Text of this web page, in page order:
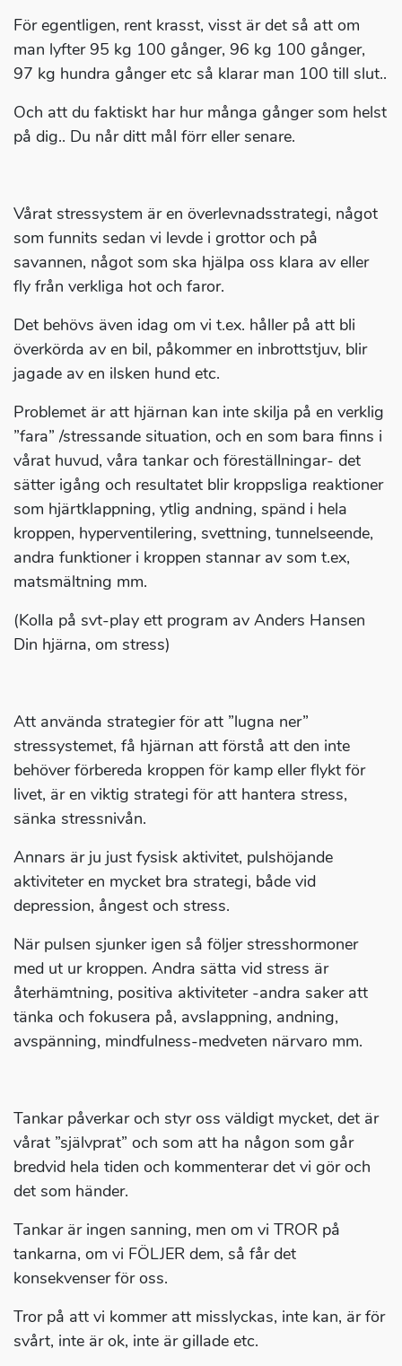
För egentligen, rent krasst, visst är det så att om
man lyfter 95 kg 100 gånger, 96 kg 100 gånger,
97 kg hundra gånger etc så klarar man 100 till slut..
Och att du faktiskt har hur många gånger som helst
på dig.. Du når ditt mål förr eller senare.
Vårat stressystem är en överlevnadsstrategi, något
som funnits sedan vi levde i grottor och på
savannen, något som ska hjälpa oss klara av eller
fly från verkliga hot och faror.
Det behövs även idag om vi t.ex. håller på att bli
överkörda av en bil, påkommer en inbrottstjuv, blir
jagade av en ilsken hund etc.
Problemet är att hjärnan kan inte skilja på en verklig
”fara” /stressande situation, och en som bara finns i
vårat huvud, våra tankar och föreställningar- det
sätter igång och resultatet blir kroppsliga reaktioner
som hjärtklappning, ytlig andning, spänd i hela
kroppen, hyperventilering, svettning, tunnelseende,
andra funktioner i kroppen stannar av som t.ex,
matsmältning mm.
(Kolla på svt-play ett program av Anders Hansen
Din hjärna, om stress)
Att använda strategier för att ”lugna ner”
stressystemet, få hjärnan att förstå att den inte
behöver förbereda kroppen för kamp eller flykt för
livet, är en viktig strategi för att hantera stress,
sänka stressnivån.
Annars är ju just fysisk aktivitet, pulshöjande
aktiviteter en mycket bra strategi, både vid
depression, ångest och stress.
När pulsen sjunker igen så följer stresshormoner
med ut ur kroppen. Andra sätta vid stress är
återhämtning, positiva aktiviteter -andra saker att
tänka och fokusera på, avslappning, andning,
avspänning, mindfulness-medveten närvaro mm.
Tankar påverkar och styr oss väldigt mycket, det är
vårat ”självprat” och som att ha någon som går
bredvid hela tiden och kommenterar det vi gör och
det som händer.
Tankar är ingen sanning, men om vi TROR på
tankarna, om vi FÖLJER dem, så får det
konsekvenser för oss.
Tror på att vi kommer att misslyckas, inte kan, är för
svårt, inte är ok, inte är gillade etc.